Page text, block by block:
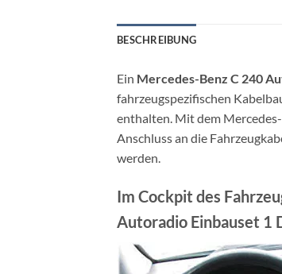
BESCHREIBUNG
Ein Mercedes-Benz C 240
fahrzeugspezifischen
enthalten. Mit dem
Anschluss an die
werden.
Im Cockpit des
Autoradio Einbauset 1